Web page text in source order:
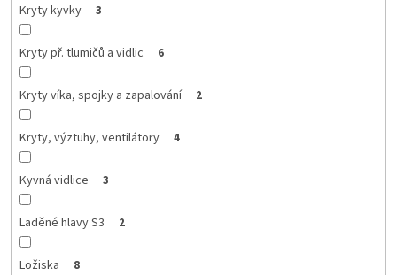
Kryty kyvky 3
Kryty př. tlumičů a vidlic 6
Kryty víka, spojky a zapalování 2
Kryty, výztuhy, ventilátory 4
Kyvná vidlice 3
Laděné hlavy S3 2
Ložiska 8